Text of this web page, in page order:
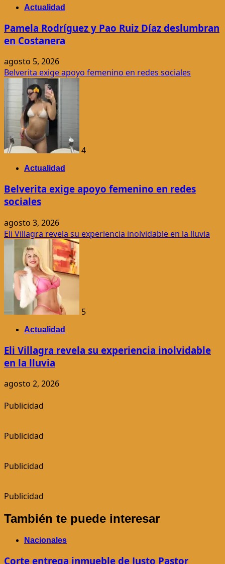
Actualidad
Pamela Rodríguez y Pao Ruiz Díaz deslumbran
en Costanera
agosto 5, 2026
Belverita exige apoyo femenino en redes sociales
4
Actualidad
Belverita exige apoyo femenino en redes
sociales
agosto 3, 2026
Eli Villagra revela su experiencia inolvidable en la lluvia
5
Actualidad
Eli Villagra revela su experiencia inolvidable
en la lluvia
agosto 2, 2026
Publicidad
Publicidad
Publicidad
Publicidad
También te puede interesar
Nacionales
Corte entrega inmueble de Justo Pastor